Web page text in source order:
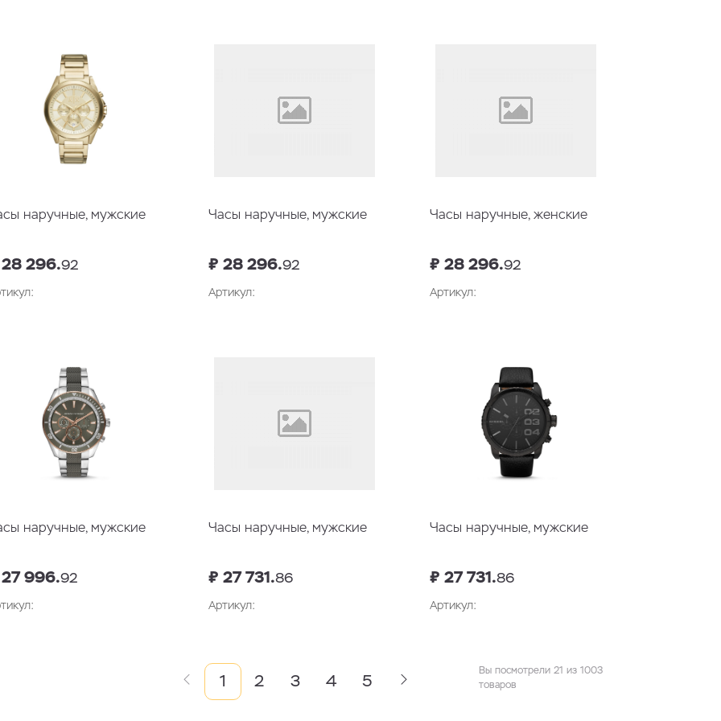
наручные, мужские
296.92
Часы наручные, мужские
₽ 28 296.92
Артикул:
Часы наручные, женские
₽ 28 296.92
Артикул:
наручные, мужские
996.92
Часы наручные, мужские
₽ 27 731.86
Артикул:
Часы наручные, мужские
₽ 27 731.86
Артикул:
1 2 3 4 5
Вы посмотрели 21 из 1003
товаров